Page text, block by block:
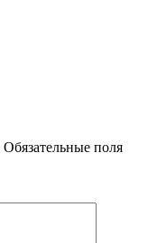
Обязательные поля